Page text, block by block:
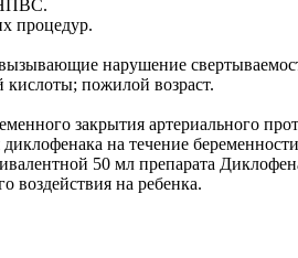
НПВС.
процедур.
нарушение
кислоты; пожилой возраст.
закрытия артериального
на течение
50 мл препарата
воздействия на ребенка.